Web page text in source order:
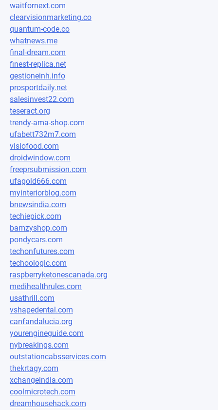
waitfornext.com
clearvisionmarketing.co
quantum-code.co
whatnews.me
final-dream.com
finest-replica.net
gestioneinh.info
prosportdaily.net
salesinvest22.com
teseract.org
trendy-ama-shop.com
ufabett732m7.com
visiofood.com
droidwindow.com
freeprsubmission.com
ufagold666.com
myinteriorblog.com
bnewsindia.com
techiepick.com
bamzyshop.com
pondycars.com
techonfutures.com
techoologic.com
raspberryketonescanada.org
medihealthrules.com
usathrill.com
vshapedental.com
canfandalucia.org
yourengineguide.com
nybreakings.com
outstationcabsservices.com
thekrtagy.com
xchangeindia.com
coolmicrotech.com
dreamhousehack.com